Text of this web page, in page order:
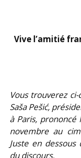
Vive l’amitié
Vous trouverez
Saša Pešić,
à Paris,
novembre au
Juste en dessous
du discours.